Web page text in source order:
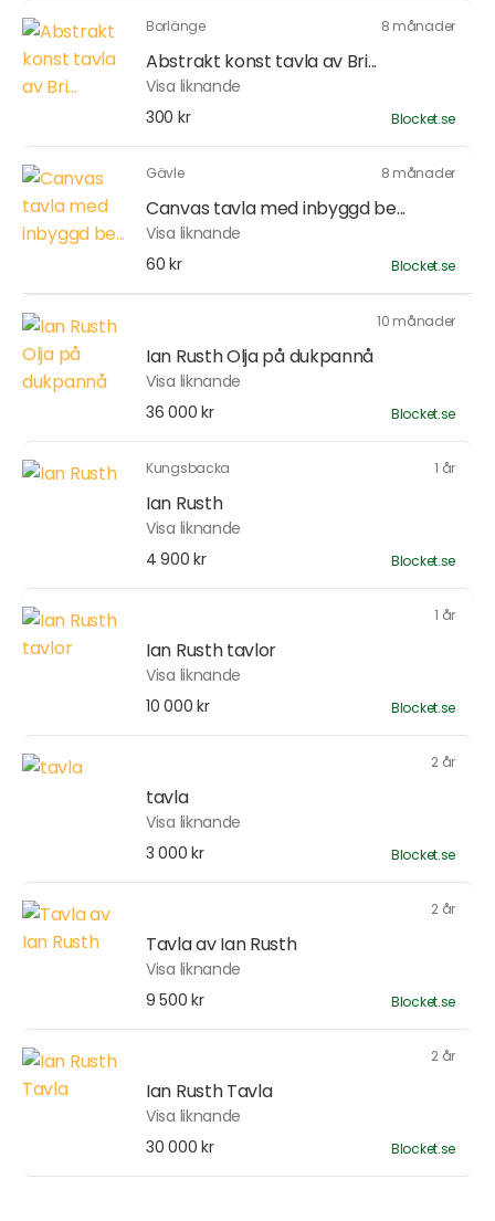
Borlänge 8 månader
Abstrakt konst tavla av Bri...
Visa liknande
300 kr
Blocket.se
Gävle 8 månader
Canvas tavla med inbyggd be...
Visa liknande
60 kr
Blocket.se
10 månader
Ian Rusth Olja på dukpannå
Visa liknande
36 000 kr
Blocket.se
Kungsbacka 1 år
Ian Rusth
Visa liknande
4 900 kr
Blocket.se
1 år
Ian Rusth tavlor
Visa liknande
10 000 kr
Blocket.se
2 år
tavla
Visa liknande
3 000 kr
Blocket.se
2 år
Tavla av Ian Rusth
Visa liknande
9 500 kr
Blocket.se
2 år
Ian Rusth Tavla
Visa liknande
30 000 kr
Blocket.se